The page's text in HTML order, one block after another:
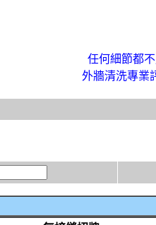
任何細節都
外牆清洗專業